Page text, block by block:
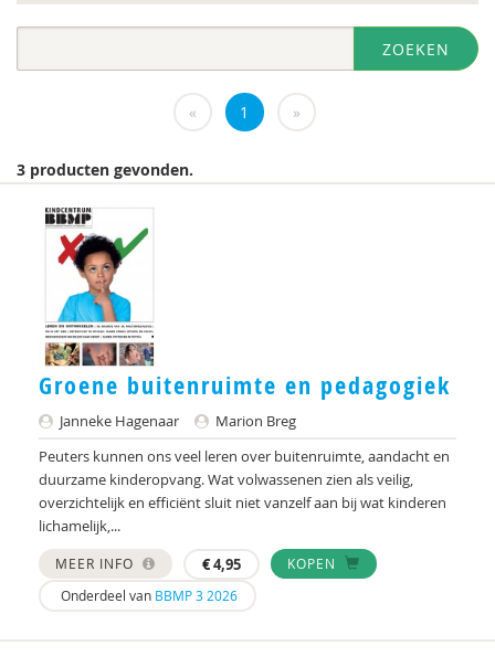
diversen
Evelyne Offerman
Inspectie van het Onderwijs
J.Zevalkink
Judith Conijn
KBA Nijmegen
KNMG
M.D
Marga
Mariëlle Bruning
Marije L. Verhage
ZOEKEN
« 1 »
3 producten gevonden.
Groene buitenruimte en pedagogiek
Janneke Hagenaar
Marion Breg
Peuters kunnen ons veel leren over buitenruimte, aandacht en
duurzame kinderopvang. Wat volwassenen zien als veilig,
overzichtelijk en efficiënt sluit niet vanzelf aan bij wat kinderen
lichamelijk,...
MEER INFO €4,95
KOPEN
Onderdeel van BBMP 3 2026